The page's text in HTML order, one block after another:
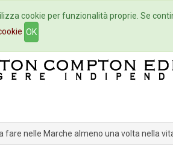
Autori Eventi
fare nelle Marche almeno una volta nella
cookie per funzionalità proprie. Se
OK